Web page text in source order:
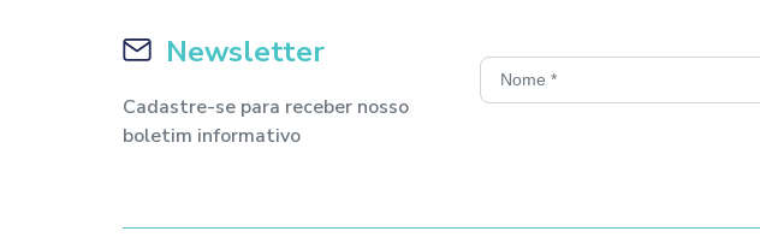
Newsletter
Cadastre-se para receber nosso
boletim informativo